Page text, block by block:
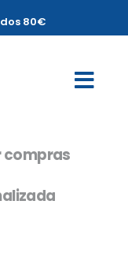
80€
compras